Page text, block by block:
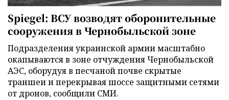
Spiegel: ВСУ возводят оборонительные
сооружения в Чернобыльской зоне
Подразделения украинской армии масштабно
окапываются в зоне отчуждения Чернобыльской
АЭС, оборудуя в песчаной почве скрытые
траншеи и перекрывая шоссе защитными сетями
от дронов, сообщили СМИ.